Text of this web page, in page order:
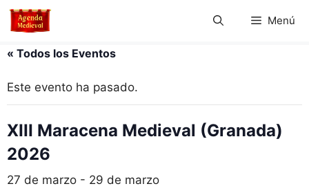
Saltar
Menú
« Todos los Eventos
Este evento ha pasado.
XIII Maracena Medieval (Granada)
2026
27 de marzo - 29 de marzo